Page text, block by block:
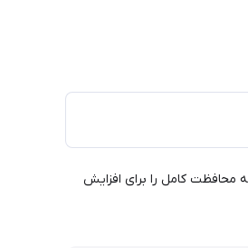
که محافظت کامل را برای افزایش